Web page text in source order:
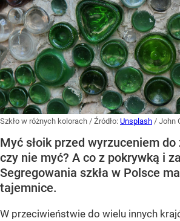
Szkło w różnych kolorach / Źródło: Unsplash / John
Myć słoik przed wyrzuceniem
czy nie myć? A co z pokrywką i
Segregowania szkła w Polsce
tajemnice.
W przeciwieństwie do wielu innych